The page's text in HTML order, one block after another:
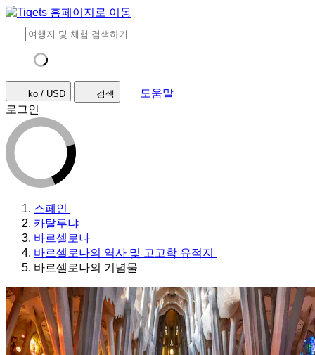
ko / USD 검색
도움말
로그인
스페인
카탈루냐
바르셀로나
바르셀로나의 역사 및 고고학 유적지
바르셀로나의 기념물